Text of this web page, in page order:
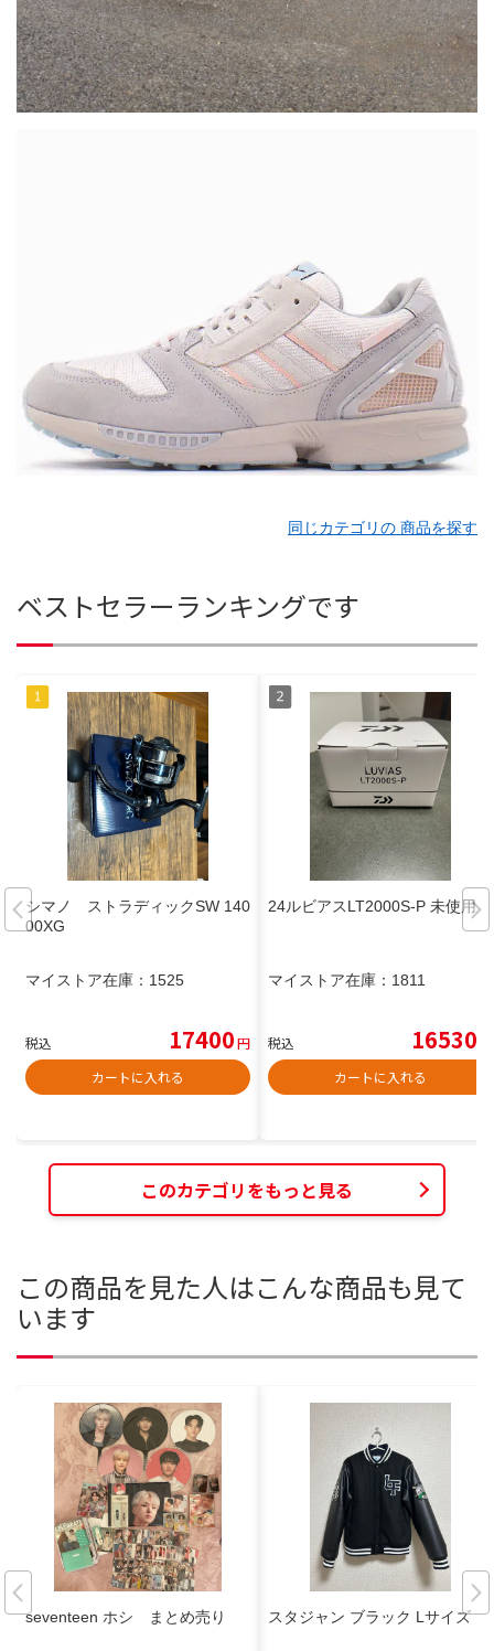
同じカテゴリの 商品を探す
ベストセラーランキングです
シマノ ストラディックSW 140
00XG
マイストア在庫： 1525
税込 17400円
カートに入れる
24ルビアスLT2000S-P 未使用品
マイストア在庫： 1811
税込 16530
カートに入れる
このカテゴリをもっと見る
この商品を見た人はこんな商品も見て
います
seventeen ホシ まとめ売り スタジャン ブラック Lサイズ